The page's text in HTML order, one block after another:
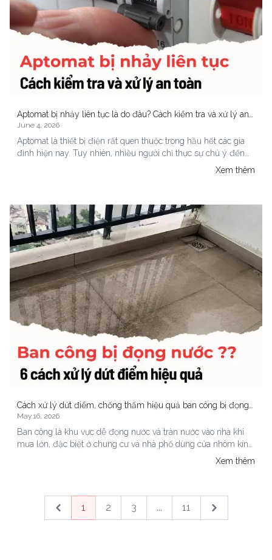
Aptomat bị nhảy liên tục là do đâu? Cách kiểm tra và xử lý an
toàn tại nhà
June 4, 2026
Aptomat là thiết bị điện rất quen thuộc trong hầu hết các gia
đình hiện nay. Tuy nhiên, nhiều người chỉ thực sự chú ý đến
nó khi gặp tình trạng mất điện đột ngột hoặc aptomat liên tục
Xem thêm
Cách xử lý dứt điểm, chống thấm hiệu quả ban công bị đọng
nước, tràn nước vào nhà
May 16, 2026
Ban công là khu vực dễ đọng nước và tràn nước vào nhà khi
mưa lớn, đặc biệt ở chung cư và nhà phố dùng cửa nhôm kính
hoặc bố trí nhiều cây xanh. Nếu kéo dài, nước có thể gây thấm
Xem thêm
Previous
1 2 3 ... 11 Next